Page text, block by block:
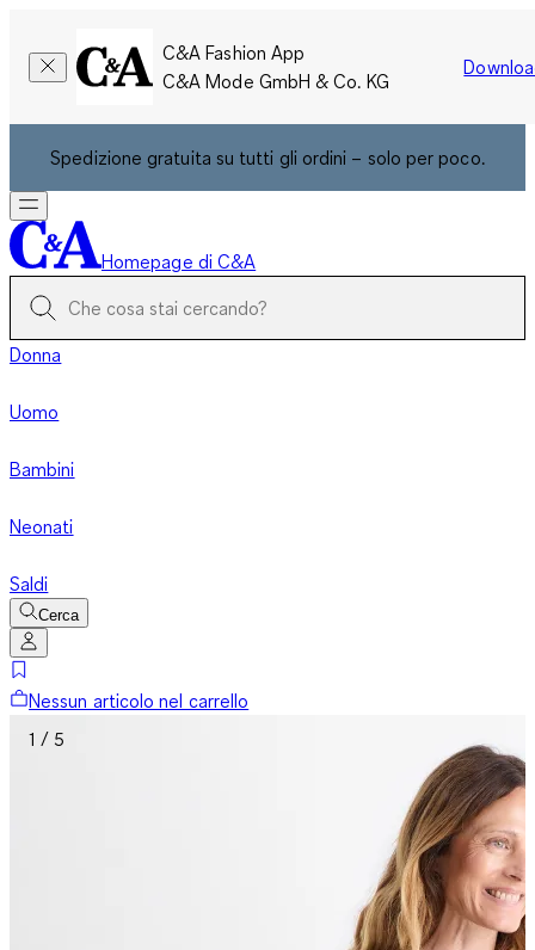
C&A Fashion App
C&A Mode GmbH & Co. KG
Spedizione gratuita su tutti gli ordini – solo per poco.
Homepage di C&A
Donna
Uomo
Bambini
Neonati
Saldi
Cerca
Nessun articolo nel carrello
1 / 5